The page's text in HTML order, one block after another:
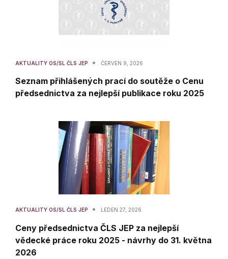
AKTUALITY OS/SL ČLS JEP • ČERVEN 9, 2026
Seznam přihlášených prací do soutěže o Cenu
předsednictva za nejlepší publikace roku 2025
AKTUALITY OS/SL ČLS JEP • LEDEN 27, 2026
Ceny předsednictva ČLS JEP za nejlepší
vědecké práce roku 2025 - návrhy do 31. května
2026